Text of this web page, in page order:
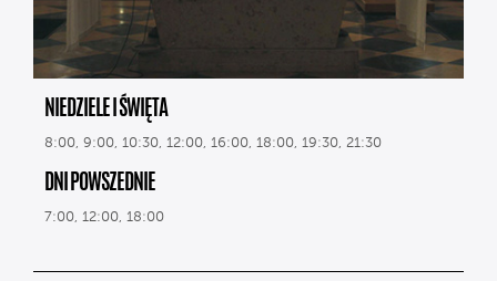
NIEDZIELE I ŚWIĘTA
8:00, 9:00, 10:30, 12:00, 16:00, 18:00, 19:30, 21:30
DNI POWSZEDNIE
7:00, 12:00, 18:00